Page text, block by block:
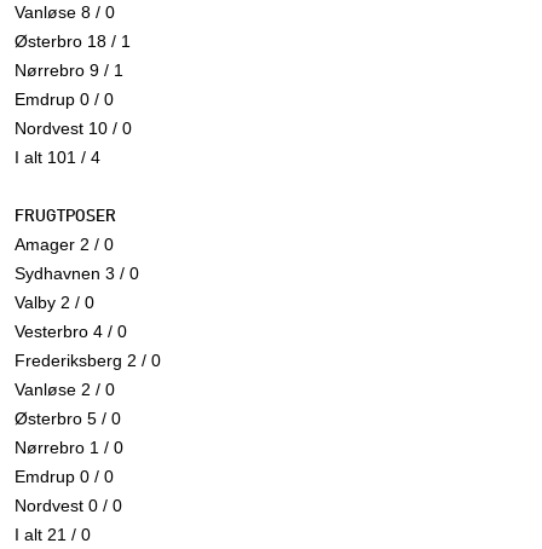
Vanløse 8 / 0
Østerbro 18 / 1
Nørrebro 9 / 1
Emdrup 0 / 0
Nordvest 10 / 0
I alt 101 / 4
FRUGTPOSER
Amager 2 / 0
Sydhavnen 3 / 0
Valby 2 / 0
Vesterbro 4 / 0
Frederiksberg 2 / 0
Vanløse 2 / 0
Østerbro 5 / 0
Nørrebro 1 / 0
Emdrup 0 / 0
Nordvest 0 / 0
I alt 21 / 0